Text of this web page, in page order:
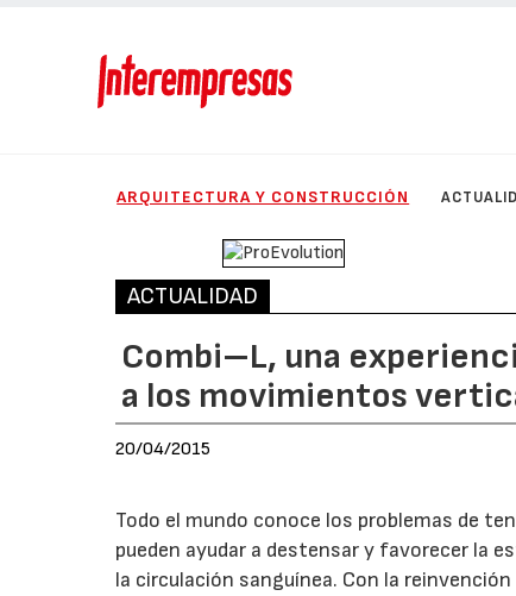
ARQUITECTURA Y CONSTRUCCIÓN
ACTUALIDAD
Combi–L, una
a los movimientos
20/04/2015
Todo el mundo conoce los problemas de
pueden ayudar a destensar y favorecer la
la circulación sanguínea. Con la